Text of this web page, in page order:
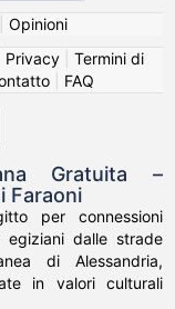
Opinioni
Privacy| Termini di
| FAQ
Gratuita –
Faraoni
per connessioni
egiziani dalle strade
di Alessandria,
in valori culturali